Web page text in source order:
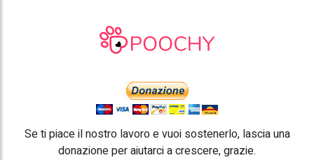
Se ti piace il nostro lavoro e vuoi sostenerlo, lascia una
donazione per aiutarci a crescere, grazie.